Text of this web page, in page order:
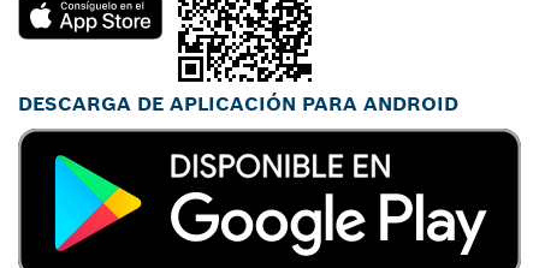
DESCARGA DE APLICACIÓN PARA ANDROID